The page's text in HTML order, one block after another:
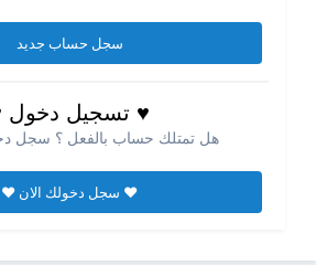
سجل حساب جديد
♥ تسجيل دخول
هل تمتلك حساب بالفعل ؟ سجل
♥ سجل دخولك الان ♥